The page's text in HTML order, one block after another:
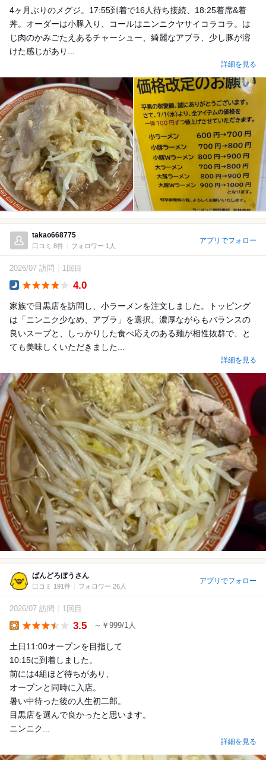
4ヶ月ぶりのメグジ。17:55到着で16人待ち接続、18:25着席&着
丼。オーダーは小豚入り、コールはニンニクヤサイコラコラ。は
じ肉のかみごたえあるチャーシュー、綺麗なアブラ、少し豚が溶
けた感じがあり...
詳細を見る
takao668775
口コミ 8件 フォロワー 1人
アプリでフォロー
2026/07 訪問 1回目
4.0
家族で目黒店を訪問し、小ラーメンを注文しました。トッピング
は「ニンニク少なめ、アブラ」を選択。濃厚ながらもバランスの
良いスープと、しっかりした食べ応えのある麺が相性抜群で、と
ても美味しくいただきました...
詳細を見る
ぱんどろぼうさん
口コミ 191件 フォロワー 26人
アプリでフォロー
2026/07 訪問 1回目
3.5 ～￥999/1人
土日11:00オープンを目指して
10:15に到着しました。
前には4組ほど待ちがあり、
オープンと同時に入店。
暑い中待った後の人生初二郎。
目黒店を選んで良かったと思います。
ニンニク...
詳細を見る